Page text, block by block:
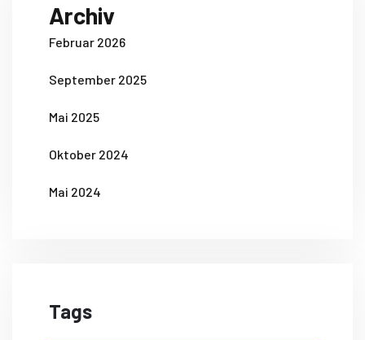
Archiv
Februar 2026
September 2025
Mai 2025
Oktober 2024
Mai 2024
Tags